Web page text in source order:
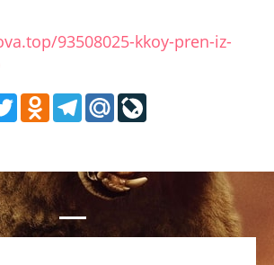
93508025-kkoy-pren-iz-
TwitterOdnoklassniki
Telegram
Mail.Ru